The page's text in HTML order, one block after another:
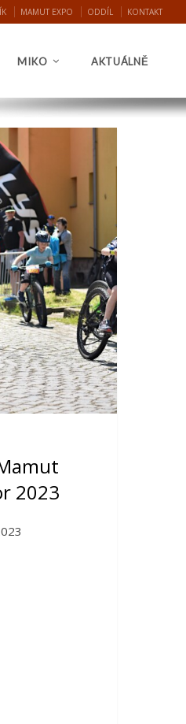
MAMUT EXPO ODDÍL KONTAKT
MIKO AKTUÁLNĚ
2023